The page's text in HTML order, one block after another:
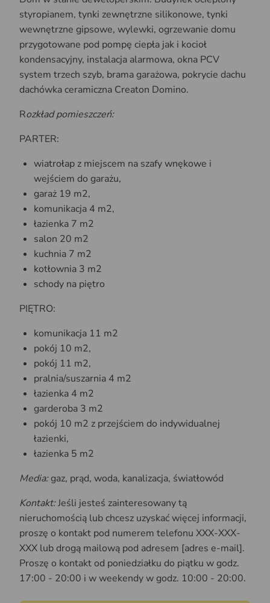
styropianem, tynki zewnętrzne silikonowe, tynki
wewnętrzne gipsowe, wylewki, ogrzewanie domu
przygotowane pod pompę ciepła jak i kocioł
kondensacyjny, instalacja alarmowa, okna PCV
system trzech szyb, brama garażowa, pokrycie dachu
dachówka ceramiczna Creaton Domino.
Rozkład pomieszczeń:
PARTER:
wiatrołap z miejscem na szafy wnękowe i
wejściem do garażu,
garaż 19 m2,
komunikacja 4 m2,
łazienka 7 m2
salon 20 m2
kuchnia 7 m2
kotłownia 3 m2
schody na piętro
PIĘTRO:
komunikacja 11 m2
pokój 10 m2,
pokój 11 m2,
pralnia/suszarnia 4 m2
łazienka 4 m2
garderoba 3 m2
pokój 10 m2 z przejściem do indywidualnej
łazienki,
łazienka 5 m2
Media:gaz, prąd, woda, kanalizacja, światłowód
Kontakt:Jeśli jesteś zainteresowany tą
nieruchomością lub chcesz uzyskać więcej informacji,
proszę o kontakt pod numerem telefonu XXX-XXX-
XXX lub drogą mailową pod adresem [adres e-mail].
Proszę o kontakt od poniedziałku do piątku w godz.
17:00 - 20:00 i w weekendy w godz. 10:00 - 20:00.